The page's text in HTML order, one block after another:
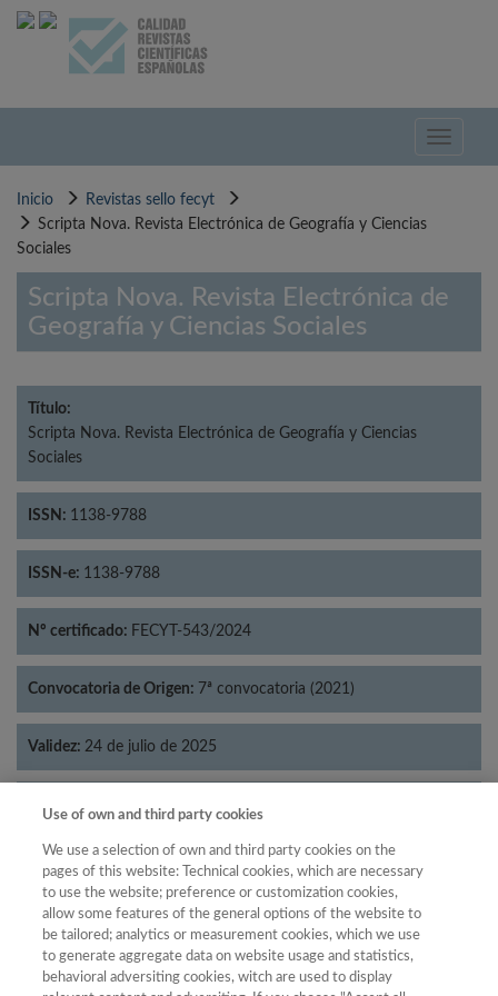
Pasar
Toggle
Inicio
Revistas sello fecyt
Scripta Nova. Revista Electrónica de Geografía y Ciencias
Sociales
Scripta Nova. Revista Electrónica de
Geografía y Ciencias Sociales
Título:
Scripta Nova. Revista Electrónica de Geografía y Ciencias
Sociales
ISSN: 1138-9788
ISSN-e: 1138-9788
Nº certificado: FECYT-543/2024
Convocatoria de Origen: 7ª convocatoria (2021)
Validez: 24 de julio de 2025
Categorías: Geografía
Año
Año Filtrar
Use of own and third party cookies
We use a selection of own and third party cookies on the
pages of this website: Technical cookies, which are necessary
to use the website; preference or customization cookies,
allow some features of the general options of the website to
be tailored; analytics or measurement cookies, which we use
to generate aggregate data on website usage and statistics,
behavioral adversiting cookies, witch are used to display